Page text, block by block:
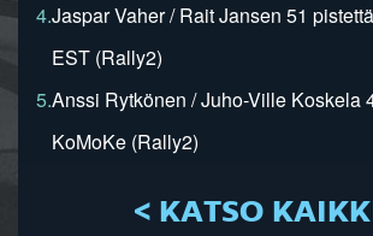
4.Jaspar Vaher / Rait Jansen 51 pistettä
EST (Rally2)
5.Anssi Rytkönen / Juho-Ville Koskela
KoMoKe (Rally2)
< KATSO